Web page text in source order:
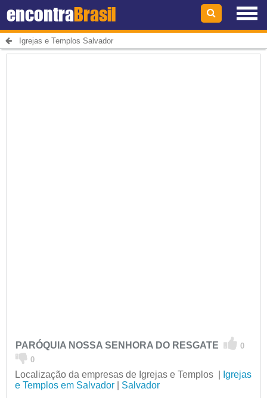
encontraBrasil
Igrejas e Templos Salvador
PARÓQUIA NOSSA SENHORA DO RESGATE
0
0
Localização da empresas de Igrejas e Templos |
Igrejas
e Templos em Salvador| Salvador